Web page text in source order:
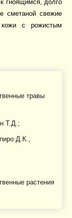
гноящимся, долго
сметаной свежие
кожи с рожистым
травы
Т.Д.;
Д.К.,
растения